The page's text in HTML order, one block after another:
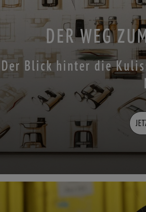
DER WEG
Der Blick hinter die